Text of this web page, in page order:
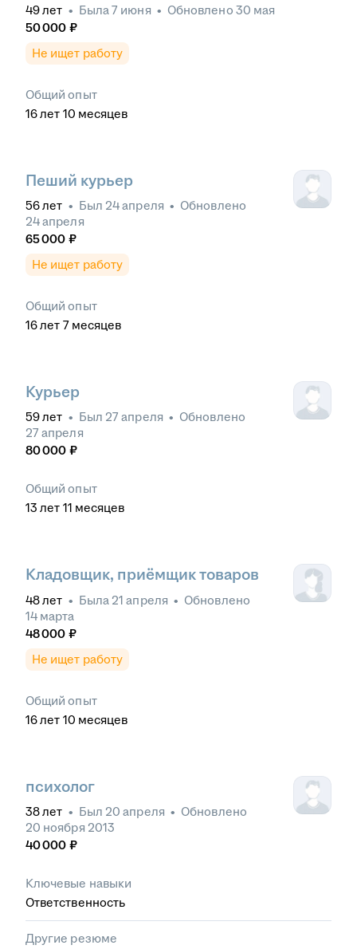
49лет • Была7 июня • Обновлено 30 мая
50 000 ₽
Не ищет работу
Общий опыт
16лет 10 месяцев
Пеший курьер
56лет • Был 24 апреля • Обновлено
24 апреля
65 000 ₽
Не ищет работу
Общий опыт
16лет 7 месяцев
Курьер
59лет • Был 27 апреля • Обновлено
27 апреля
80 000 ₽
Общий опыт
13 лет 11 месяцев
Кладовщик, приёмщик товаров
48лет • Была 21 апреля • Обновлено
14 марта
48 000 ₽
Не ищет работу
Общий опыт
16лет 10 месяцев
психолог
38лет • Был 20 апреля • Обновлено
20 ноября 2013
40 000 ₽
Ключевые навыки
Ответственность
Другие резюме